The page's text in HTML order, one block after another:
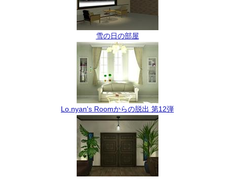
雪の日の部屋
Lo.nyan's Roomからの脱出 第12弾